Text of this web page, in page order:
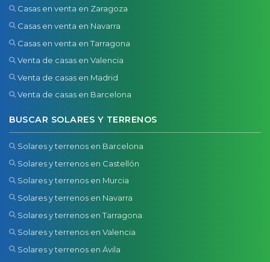
Casas en venta en Zaragoza
Casas en venta en Navarra
Casas en venta en Tarragona
Venta de casas en Valencia
Venta de casas en Madrid
Venta de casas en Barcelona
BUSCAR SOLARES Y TERRENOS
Solares y terrenos en Barcelona
Solares y terrenos en Castellón
Solares y terrenos en Murcia
Solares y terrenos en Navarra
Solares y terrenos en Tarragona
Solares y terrenos en Valencia
Solares y terrenos en Ávila